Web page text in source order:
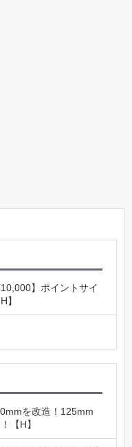
】ポイントサイ
】
を改造！125mm
【H】